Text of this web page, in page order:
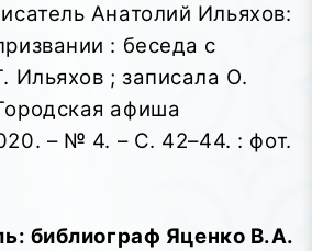
Анатолий Ильяхов:
: беседа с
Ильяхов ; записала О.
афиша
– № 4. – С. 42–44. : фот.
библиограф Яценко В.А.